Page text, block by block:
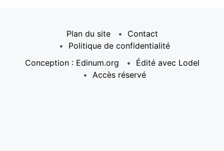
Plan du site
Contact
Politique de confidentialité
Conception : Edinum.org
Édité avec Lodel
Accès réservé